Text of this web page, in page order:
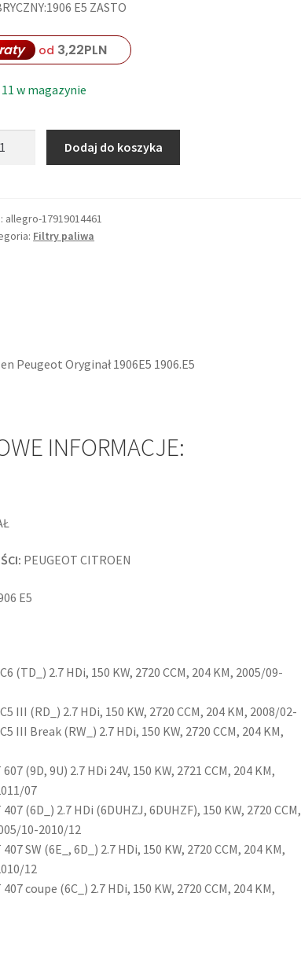
E5 ZASTO
od 3,22PLN
11 w magazynie
Dodaj do koszyka
allegro-17919014461
Filtry paliwa
Peugeot Oryginał 1906E5 1906.E5
INFORMACJE:
PEUGEOT CITROEN
E5
(TD_) 2.7 HDi, 150 KW, 2720 CCM, 204 KM, 2005/09-
III (RD_) 2.7 HDi, 150 KW, 2720 CCM, 204 KM, 2008/02-
III Break (RW_) 2.7 HDi, 150 KW, 2720 CCM, 204 KM,
607 (9D, 9U) 2.7 HDi 24V, 150 KW, 2721 CCM, 204 KM,
07
407 (6D_) 2.7 HDi (6DUHZJ, 6DUHZF), 150 KW, 2720 CCM,
10-2010/12
407 SW (6E_, 6D_) 2.7 HDi, 150 KW, 2720 CCM, 204 KM,
12
407 coupe (6C_) 2.7 HDi, 150 KW, 2720 CCM, 204 KM,